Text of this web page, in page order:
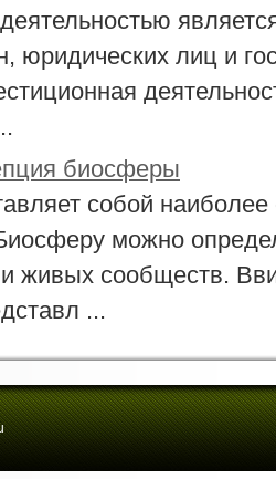
юридических лиц и
биосферы
собой
можно
живых сообществ.
...